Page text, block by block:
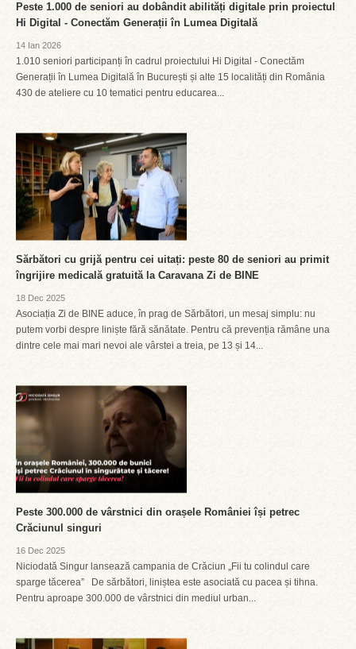
Peste 1.000 de seniori au dobândit abilități digitale prin proiectul
Hi Digital - Conectăm Generații în Lumea Digitală
14 Ian 2026
1.010 seniori participanți în cadrul proiectului Hi Digital - Conectăm
Generații în Lumea Digitală în București și alte 15 localități din România
430 de ateliere cu 10 tematici pentru educarea...
Sărbători cu grijă pentru cei uitați: peste 80 de seniori au primit
îngrijire medicală gratuită la Caravana Zi de BINE
18 Dec 2025
Asociația Zi de BINE aduce, în prag de Sărbători, un mesaj simplu: nu
putem vorbi despre liniște fără sănătate. Pentru că prevenția rămâne una
dintre cele mai mari nevoi ale vârstei a treia, pe 13 și 14...
Peste 300.000 de vârstnici din orașele României își petrec
Crăciunul singuri
16 Dec 2025
Niciodată Singur lansează campania de Crăciun „Fii tu colindul care
sparge tăcerea” De sărbători, liniștea este asociată cu pacea și tihna.
Pentru aproape 300.000 de vârstnici din mediul urban...